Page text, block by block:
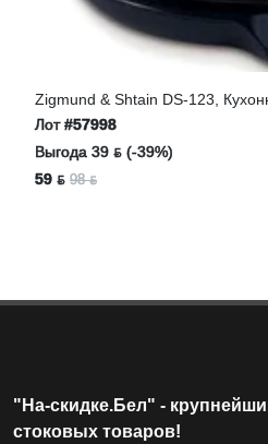
Zigmund & Shtain DS-123,
Лот#57998
Выгода 39 ƃ (-39%)
59 ƃ 98 ƃ
"На-скидке.Бел" -
стоковых товаров!